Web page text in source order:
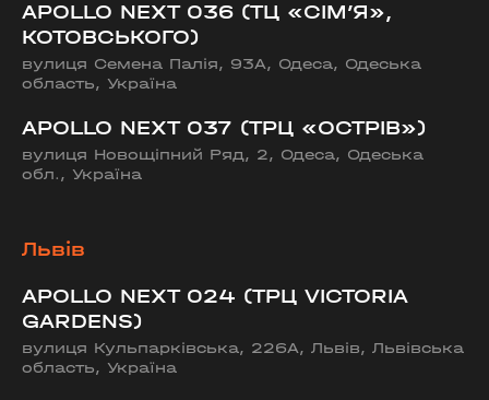
APOLLO NEXT 036 (ТЦ «СІМ’Я»,
КОТОВСЬКОГО)
вулиця Семена Палія, 93А, Одеса, Одеська
область, Україна
APOLLO NEXT 037 (ТРЦ «ОСТРІВ»)
вулиця Новощіпний Ряд, 2, Одеса, Одеська
обл., Україна
Львів
APOLLO NEXT 024 (ТРЦ VICTORIA
GARDENS)
вулиця Кульпарківська, 226А, Львів, Львівська
область, Україна